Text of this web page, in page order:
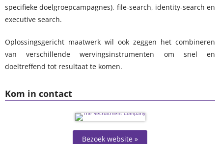
Kom in contact
Bezoek website »
specifieke doelgroepcampagnes), file-search, identity-search en
executive search.
Oplossingsgericht maatwerk wil ook zeggen het combineren
van verschillende wervingsinstrumenten om snel en
doeltreffend tot resultaat te komen.